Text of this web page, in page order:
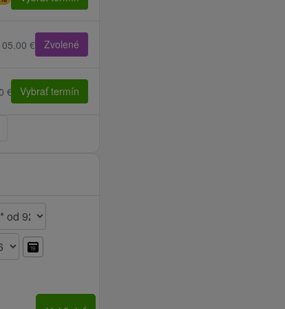
+ program +
€ Zvolené
€ Vybrať termín